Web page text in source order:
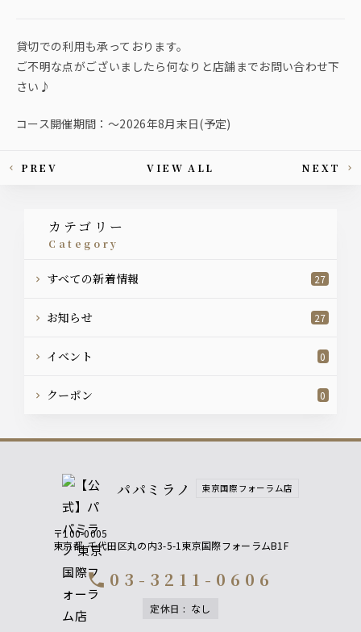
貸切での利用も承っております。
ご不明な点がございましたら何なりと店舗までお問い合わせ下
さい♪
コース開催期間：〜2026年8月末日(予定)
This article's paging
PREV VIEW ALL NEXT
カテゴリー
category
すべての新着情報 27
お知らせ 27
イベント 0
クーポン 0
パパミラノ 東京国際フォーラム店
〒100-0005
東京都 千代田区丸の内3-5-1東京国際フォーラムB1F
call 03-3211-0606
定休日 : なし